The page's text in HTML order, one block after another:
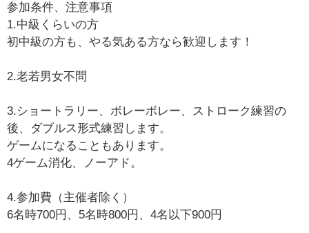
参加条件、注意事項
1.中級くらいの方
初中級の方も、やる気ある方なら歓迎します！
2.老若男女不問
3.ショートラリー、ボレーボレー、ストローク練習の
後、ダブルス形式練習します。
ゲームになることもあります。
4ゲーム消化、ノーアド。
4.参加費（主催者除く）
6名時700円、5名時800円、4名以下900円